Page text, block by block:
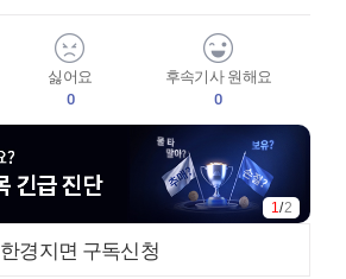
싫어요
0
후속기사 원해요
0
1 /2
한경지면 구독신청